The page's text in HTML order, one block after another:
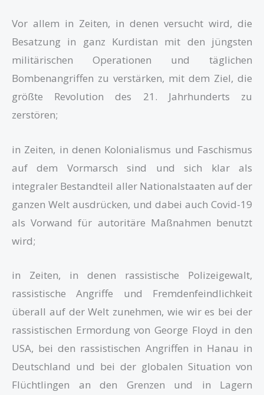
Vor allem in Zeiten, in denen versucht wird, die
Besatzung in ganz Kurdistan mit den jüngsten
militärischen Operationen und täglichen
Bombenangriffen zu verstärken, mit dem Ziel, die
größte Revolution des 21. Jahrhunderts zu
zerstören;
in Zeiten, in denen Kolonialismus und Faschismus
auf dem Vormarsch sind und sich klar als
integraler Bestandteil aller Nationalstaaten auf der
ganzen Welt ausdrücken, und dabei auch Covid-19
als Vorwand für autoritäre Maßnahmen benutzt
wird;
in Zeiten, in denen rassistische Polizeigewalt,
rassistische Angriffe und Fremdenfeindlichkeit
überall auf der Welt zunehmen, wie wir es bei der
rassistischen Ermordung von George Floyd in den
USA, bei den rassistischen Angriffen in Hanau in
Deutschland und bei der globalen Situation von
Flüchtlingen an den Grenzen und in Lagern